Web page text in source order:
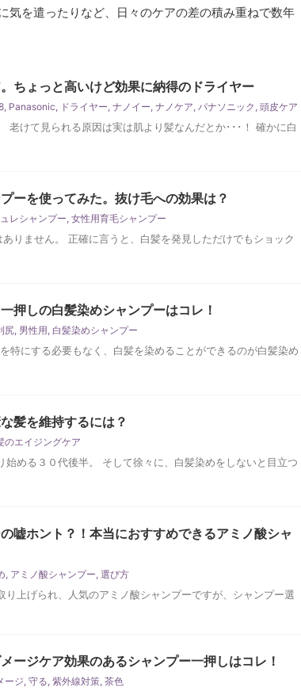
気を遣ったりなど、日々のケアの差の積み重ねで数年
ちょっと高いけど効果に納得のドライヤー
, Panasonic, ドライヤー, ナノイー, ナノケア, パナソニック , 頭皮ケア
老けて見られる原因は実は肌より髪なんだとか･･･！ 確かに白
ーを使ってみた。抜け毛への効果は？
レシャンプー, 女性用育毛シャンプー
りません。 正確に言うと、白髪を発見しただけでもショック
押しの白髪染めシャンプーはコレ！
尻, 男性用, 白髪染めシャンプー
特にする必要もなく、白髪を染めることができるのが白髪染め
髪を維持するには？
のエイジングケア
始める３０代後半。 そして徐々に、白髪染めをしないと目立つ
嘘ホント？！本当におすすめできるアミノ酸シャ
, アミノ酸シャンプー, 選び方
り上げられ、人気のアミノ酸シャンプーですが、シャンプー選
ージケア効果のあるシャンプー一押しはコレ！
ージ, 守る, 紫外線対策, 茶色